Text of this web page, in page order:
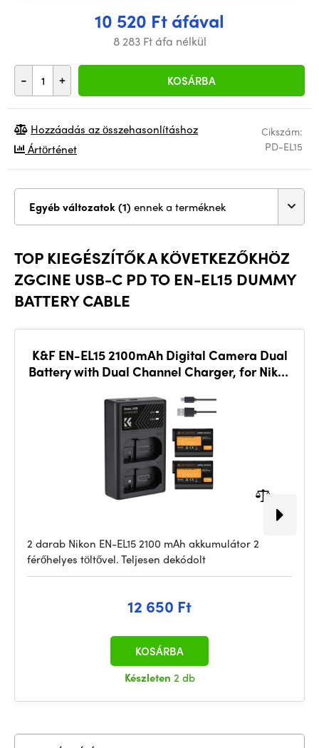
10 520 Ft áfával
8 283 Ft áfa nélkül
- + KOSÁRBA
Cikszám:
PD-EL15
Hozzáadás az összehasonlításhoz
Ártörténet
Egyéb változatok (1) ennek a terméknek
TOP KIEGÉSZÍTŐK A KÖVETKEZŐKHÖZ
ZGCINE USB-C PD TO EN-EL15 DUMMY
BATTERY CABLE
K&F EN-EL15 2100mAh Digital Camera Dual
Battery with Dual Channel Charger, for Nikon
2 darab Nikon EN-EL15 2100 mAh akkumulátor 2
férőhelyes töltővel. Teljesen dekódolt
12 650 Ft
Készleten 2 db
KOSÁRBA